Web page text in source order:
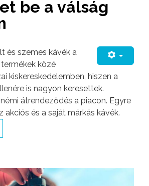
be a válság
és szemes kávék a
közé
kiskereskedelemben, hiszen a
is nagyon keresettek.
átrendeződés a piacon. Egyre
akciós és a saját márkás kávék.